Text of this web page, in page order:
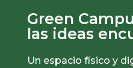
Green
las ideas
Un espacio físico y